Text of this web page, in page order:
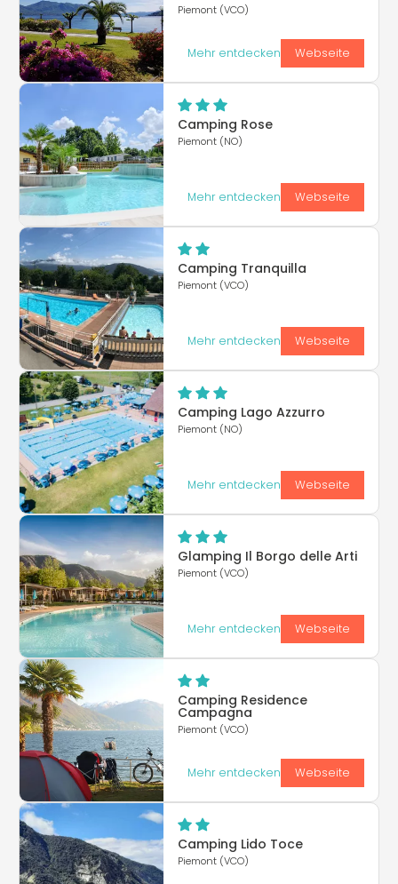
Piemont (VCO)
Mehr entdecken Webseite
Camping Rose
Piemont (NO)
Mehr entdecken Webseite
Camping Tranquilla
Piemont (VCO)
Mehr entdecken Webseite
Camping Lago Azzurro
Piemont (NO)
Mehr entdecken Webseite
Glamping Il Borgo delle Arti
Piemont (VCO)
Mehr entdecken Webseite
Camping Residence
Campagna
Piemont (VCO)
Mehr entdecken Webseite
Camping Lido Toce
Piemont (VCO)